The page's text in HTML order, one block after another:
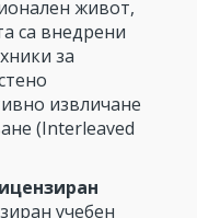
живот,
са внедрени
за
извличане
(Interleaved
учебен